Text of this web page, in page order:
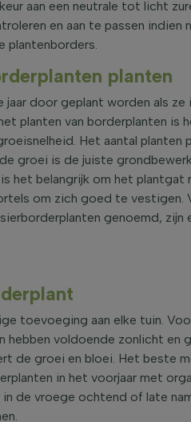
aan een neutrale tot licht
en aan te passen indien
plantenborders.
planten
jaar door geplant worden als
planten van borderplanten
Het aantal
groei is de juiste
het belangrijk om het
om zich goed te vestigen.
genoemd,
toevoeging aan elke tuin.
hebben voldoende zonlicht
de groei en bloei. Het beste
in het voorjaar met
de vroege ochtend of late